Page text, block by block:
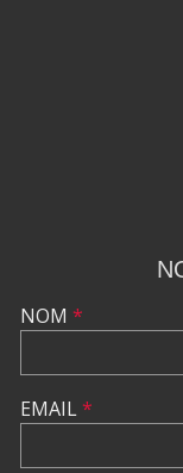
NOM *
EMAIL*